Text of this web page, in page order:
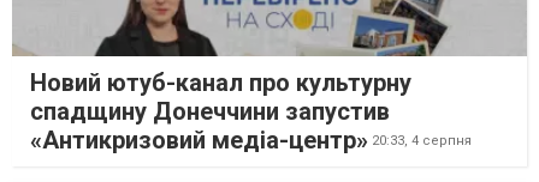
Новий ютуб-канал про культурну
спадщину Донеччини запустив
«Антикризовий медіа-центр» 20:33, 4 серпня